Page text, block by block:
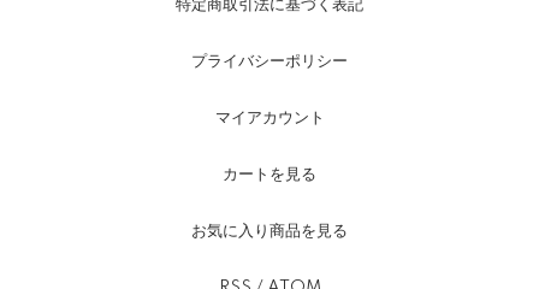
特定商取引法に基づく表記
プライバシーポリシー
マイアカウント
カートを見る
お気に入り商品を見る